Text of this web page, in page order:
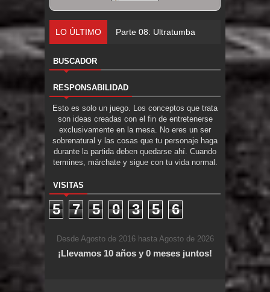
LO ÚLTIMO Parte 07: Asuntos que
BUSCADOR
RESPONSABILIDAD
Esto es solo un juego. Los conceptos que trata
son ideas creadas con el fin de entretenerse
exclusivamente en la mesa. No eres un ser
sobrenatural y las cosas que tu personaje haga
durante la partida deben quedarse ahí. Cuando
termines, márchate y sigue con tu vida normal.
VISITAS
5 7 5 0 3 5 6
Desde Agosto de 2016 hasta Agosto de 2026
¡Llevamos 10 años y 0 meses juntos!